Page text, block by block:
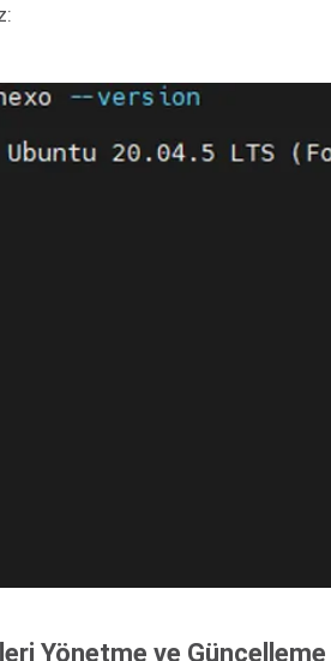
Yönetme ve Güncelleme